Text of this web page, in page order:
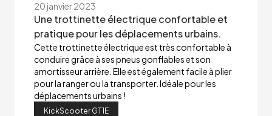
20 janvier 2023
Une trottinette électrique confortable et
pratique pour les déplacements urbains.
Cette trottinette électrique est très confortable à
conduire grâce à ses pneus gonflables et son
amortisseur arrière. Elle est également facile à plier
pour la ranger ou la transporter. Idéale pour les
déplacements urbains !
KickScooter GT1E